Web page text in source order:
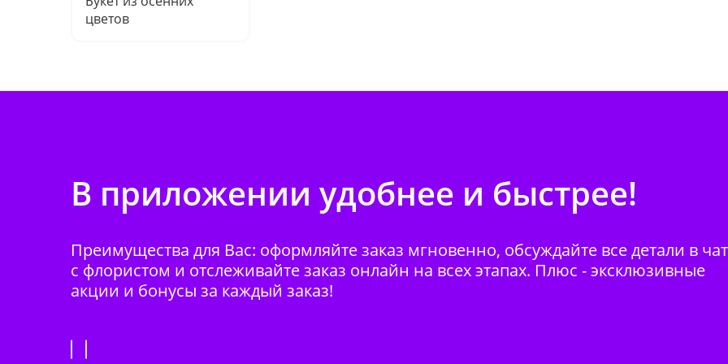
цветов
В приложении удобнее и быстрее!
Преимущества для Вас: оформляйте заказ мгновенно, обсуждайте все детали в
с флористом и отслеживайте заказ онлайн на всех этапах. Плюс - эксклюзивные
акции и бонусы за каждый заказ!